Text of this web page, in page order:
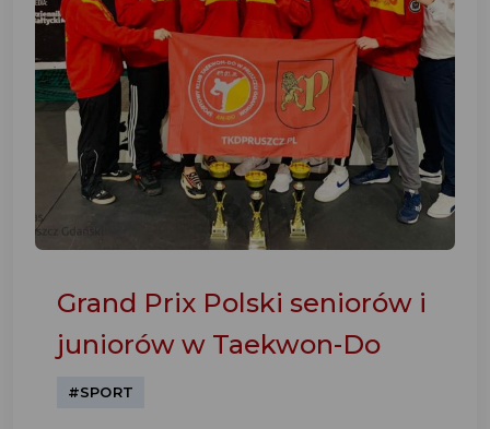
Grand Prix Polski seniorów i
juniorów w Taekwon-Do
#SPORT